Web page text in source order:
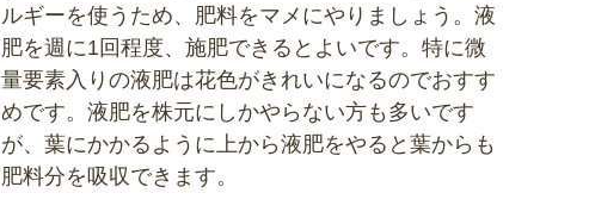
ルギーを使うため、肥料をマメにやりましょう。液
肥を週に1回程度、施肥できるとよいです。特に微
量要素入りの液肥は花色がきれいになるのでおすす
めです。液肥を株元にしかやらない方も多いです
が、葉にかかるように上から液肥をやると葉からも
肥料分を吸収できます。